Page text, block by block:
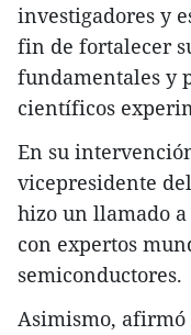
investigadores y
fin de fortalecer
fundamentales y
científicos
En su
vicepresidente
hizo un llamado
con expertos
semiconductores.
Asimismo,